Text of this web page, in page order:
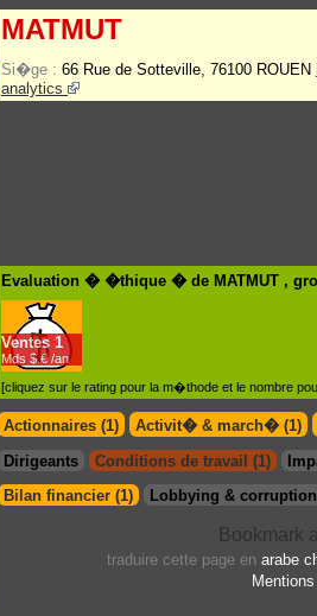
MATMUT
Si�ge : 66 Rue de Sotteville, 76100 ROUEN
analytics
Evaluation � �thique � de MATMUT ,
Ventes 1
Mds $.€ /an
[cliquez sur le rating pour la m�thode et le nombre
Actionnaires (1) Activit� & march� (1)
Dirigeants
Conditions de travail (1)
Bilan financier (1)
Lobbying & corruption
traduire cette page en arabe